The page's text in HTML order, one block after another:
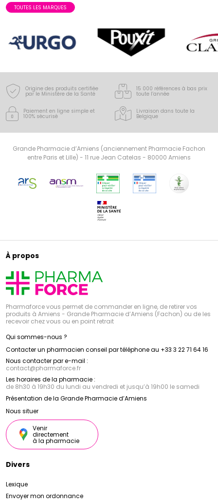
TOUTES LES MARQUES
Origine des produits certifiée
par le Ministère de la Santé
15 000 références à bas prix
toute l’année
Paiement en ligne simple et
100% sécurisé
Livraison dans toute la
Belgique
Grande Pharmacie d’Amiens (anciennement Pharmacie Fachon
entre Paris et Lille) - 11 rue Jean Catelas - 80000 Amiens
À propos
Pharmaforce vous permet de commander en ligne, de retirer vos
produits à Amiens - Grande Pharmacie d’Amiens (Fachon) ou de les
recevoir chez vous ou en point retrait
Qui sommes-nous ?
Contacter un pharmacien conseil par téléphone au +33 3 22 71 64 16
Nous contacter par e-mail :
contact@pharmaforce.fr
Les horaires de la pharmacie :
de 8h30 à 19h30 du lundi au vendredi et jusqu’à 19h00 le samedi
Présentation de la Grande Pharmacie d’Amiens
Nous situer
Venir
directement
à la pharmacie
Divers
Lexique
Envoyer mon ordonnance